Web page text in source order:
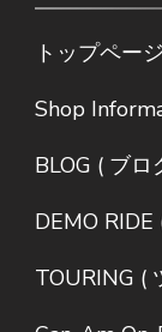
トップページ
Shop
BLOG ( ブロ
DEMO RIDE
TOURING (